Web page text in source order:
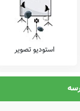
مندرج در این صفحه
بروزرسانی باشند.
نمایید. سامانه مدرسانه
استودیو تصویر